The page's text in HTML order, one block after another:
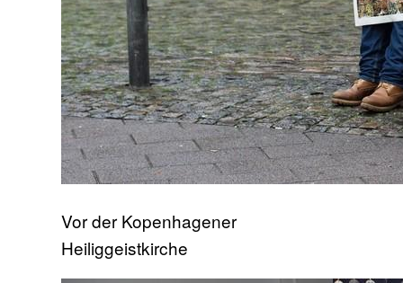
Vor der Kopenhagener
Heiliggeistkirche